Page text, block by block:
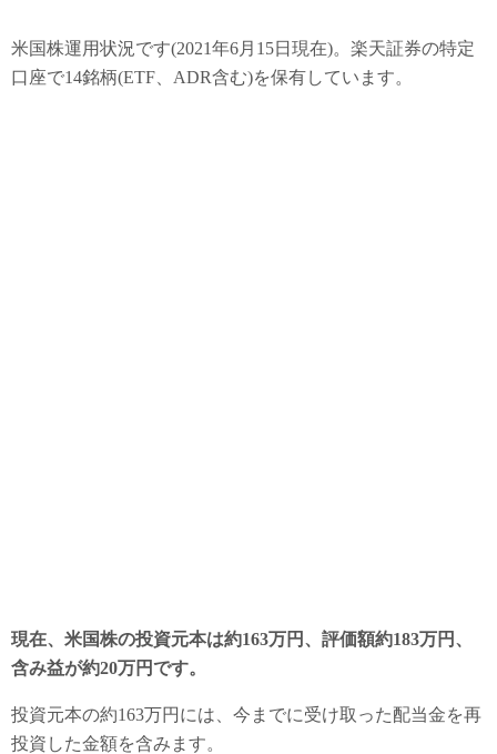
米国株運用状況です(2021年6月15日現在)。楽天証券の特定
口座で14銘柄(ETF、ADR含む)を保有しています。
現在、米国株の投資元本は約163万円、評価額約183万円、
含み益が約20万円です。
投資元本の約163万円には、今までに受け取った配当金を再
投資した金額を含みます。